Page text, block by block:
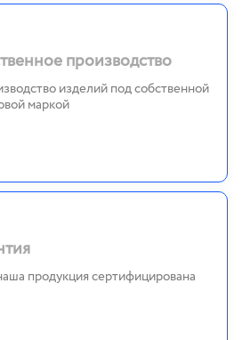
производство
изделий под собственной
маркой
продукция сертифицирована